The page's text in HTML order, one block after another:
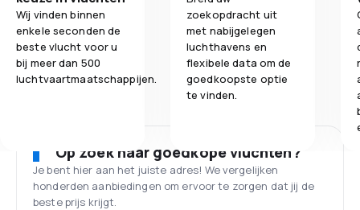
Wij vinden binnen
enkele seconden de
beste vlucht voor u
bij meer dan 500
luchtvaartmaatschappijen.
zoekopdracht uit
met nabijgelegen
luchthavens en
flexibele data om de
goedkoopste optie
te vinden.
Op zoek naar goedkope vluchten?
Je bent hier aan het juiste adres! We vergelijken
honderden aanbiedingen om ervoor te zorgen dat jij de
beste prijs krijgt.